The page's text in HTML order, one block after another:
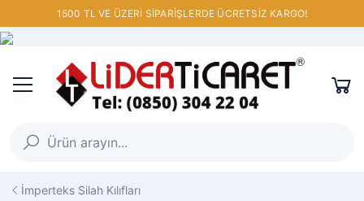
1500 TL VE ÜZERİ SİPARİŞLERDE ÜCRETSİZ KARGO!
İmperteks Silah Kılıfları